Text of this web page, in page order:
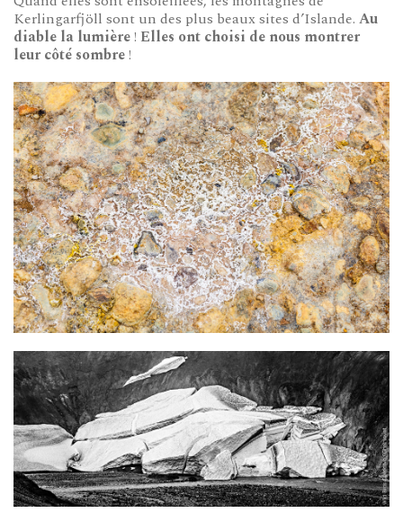
Kerlingarfjöll sont un des plus beaux sites d’Islande. Au
diable la lumière! Elles ont choisi de nous montrer
leur côté sombre!